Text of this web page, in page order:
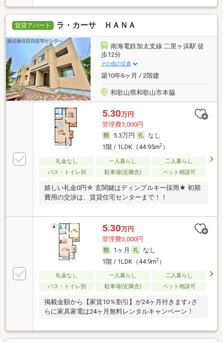
賃貸アパート ラ・カーサ ＨＡＮＡ
南海電鉄加太支線 二里ヶ浜駅 徒
歩12分
その他の交通
築10年6ヶ月 / 2階建
和歌山県和歌山市本脇
5.30万円
管理費3,000円
5.3万円
なし
1階 / 1LDK（44.95m2）
礼金なし 一人暮らし
二人暮らし
バス・トイレ別
駐車場(近隣含) ペット相談可
嬉しい礼金0円☆ 玄関鍵はディンプルキー採用★ 初期
費用の交渉は、賃貸住宅センターまで！！
5.30万円
管理費3,000円
1ヶ月
なし
1階 / 1LDK（44.9m2）
礼金なし 一人暮らし
二人暮らし
バス・トイレ別
駐車場(近隣含) ペット相談可
掲載金額から【家賃10％割引】が24ヶ月付きます♪さ
らに家具家電は24ヶ月無料レンタルキャンペーン！